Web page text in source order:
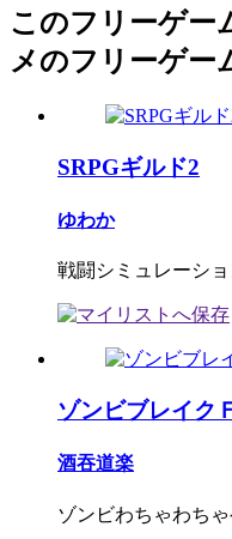
このフリーゲー
メのフリーゲー
SRPGギルド2
ゆわか
戦闘シミュレーシ
ゾンビブレイク
酒吞道楽
ゾンビわちゃわち